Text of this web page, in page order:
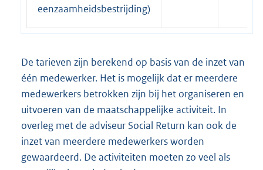
eenzaamheidsbestrijding)
De tarieven zijn berekend op basis van de inzet van
één medewerker. Het is mogelijk dat er meerdere
medewerkers betrokken zijn bij het organiseren en
uitvoeren van de maatschappelijke activiteit. In
overleg met de adviseur Social Return kan ook de
inzet van meerdere medewerkers worden
gewaardeerd. De activiteiten moeten zo veel als